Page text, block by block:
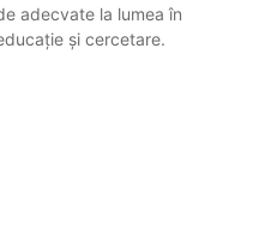
adecvate la lumea în
și cercetare.